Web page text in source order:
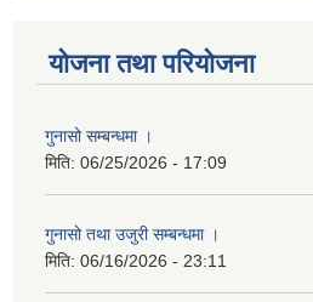
योजना तथा परियोजना
गुनासो सम्बन्धमा ।
मिति: 06/25/2026 - 17:09
गुनासो तथा उजुरी सम्बन्धमा ।
मिति: 06/16/2026 - 23:11